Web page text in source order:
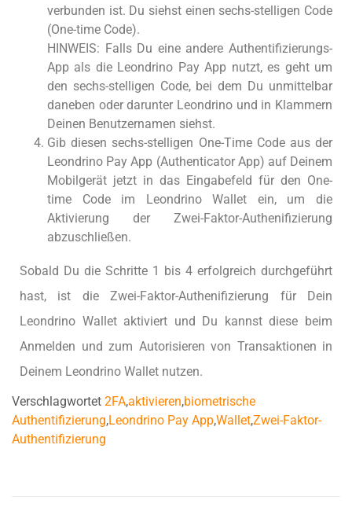
verbunden ist. Du siehst einen sechs-stelligen Code
(One-time Code).
HINWEIS: Falls Du eine andere Authentifizierungs-
App als die Leondrino Pay App nutzt, es geht um
den sechs-stelligen Code, bei dem Du unmittelbar
daneben oder darunter Leondrino und in Klammern
Deinen Benutzernamen siehst.
Gib diesen sechs-stelligen One-Time Code aus der
Leondrino Pay App (Authenticator App) auf Deinem
Mobilgerät jetzt in das Eingabefeld für den One-
time Code im Leondrino Wallet ein, um die
Aktivierung der Zwei-Faktor-Authenifizierung
abzuschließen.
Sobald Du die Schritte 1 bis 4 erfolgreich durchgeführt
hast, ist die Zwei-Faktor-Authenifizierung für Dein
Leondrino Wallet aktiviert und Du kannst diese beim
Anmelden und zum Autorisieren von Transaktionen in
Deinem Leondrino Wallet nutzen.
Verschlagwortet 2FA,aktivieren,biometrische
Authentifizierung,Leondrino Pay App,Wallet,Zwei-Faktor-
Authentifizierung